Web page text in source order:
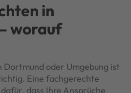
in
worauf
Dortmund oder Umgebung ist
Eine fachgerechte
dass Ihre Ansprüche